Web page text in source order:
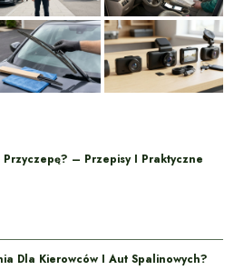
– Przepisy I Praktyczne
Dla Kierowców I Aut Spalinowych?